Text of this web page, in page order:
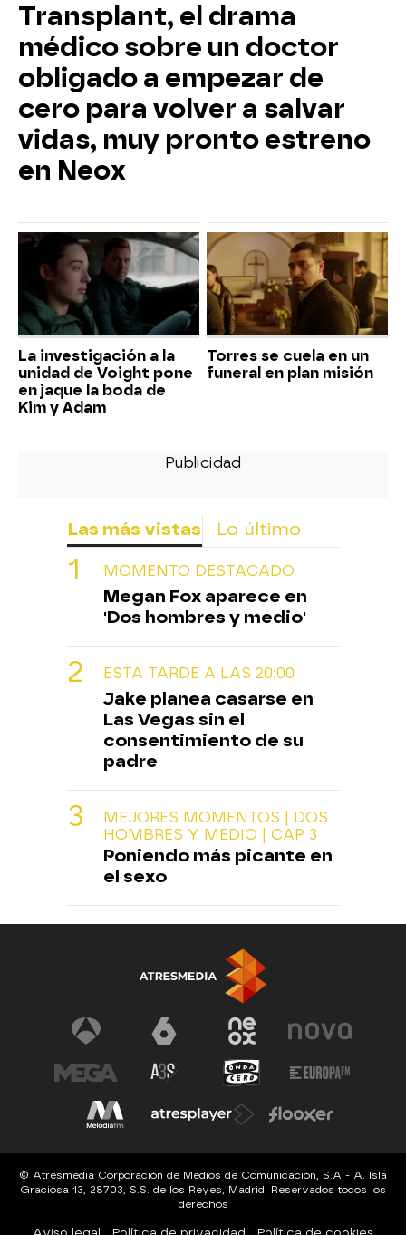
Transplant, el drama
médico sobre un doctor
obligado a empezar de
cero para volver a salvar
vidas, muy pronto estreno
en Neox
La investigación a la
unidad de Voight pone
en jaque la boda de
Kim y Adam
Torres se cuela en un
funeral en plan misión
Las más vistas Lo último
MOMENTO DESTACADO
Megan Fox aparece en
'Dos hombres y medio'
ESTA TARDE A LAS 20:00
Jake planea casarse en
Las Vegas sin el
consentimiento de su
padre
MEJORES MOMENTOS | DOS
HOMBRES Y MEDIO | CAP 3
Poniendo más picante en
el sexo
© Atresmedia Corporación de Medios de Comunicación, S.A - A. Isla
Graciosa 13, 28703, S.S. de los Reyes, Madrid. Reservados todos los
derechos